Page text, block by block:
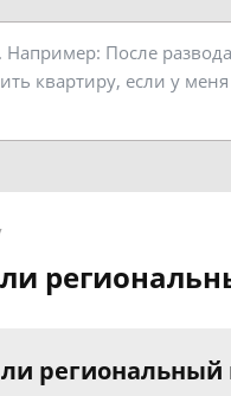
региональный